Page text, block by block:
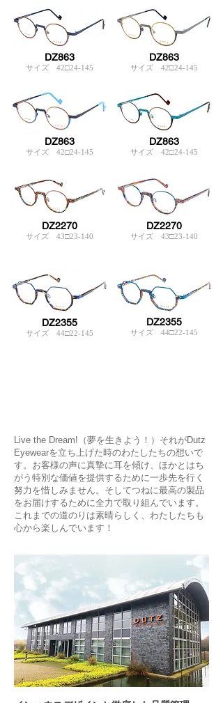
DZ863
サイズ 42□24-145
DZ863
サイズ 42□24-145
DZ863
サイズ 42□24-145
DZ863
サイズ 42□24-145
DZ2270
サイズ 43□23-140
DZ2270
サイズ 43□23-140
DZ2355
サイズ 44□22-145
DZ2355
サイズ 44□22-145
Live the Dream!（夢を生きよう！）それがDutz
Eyewearを立ち上げた時のわたしたちの想いで
す。お客様の声に真摯に耳を傾け、ほかとはち
がう特別な価値を提供するために一歩先を行く
努力を惜しみません。そしてつねに最高の製品
をお届けするために全力で取り組んでいます。
これまでの道のりは素晴らしく、わたしたちも
心から楽しんでいます！